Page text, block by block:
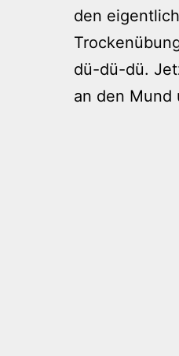
den
dü-dü-dü.
an den Mund